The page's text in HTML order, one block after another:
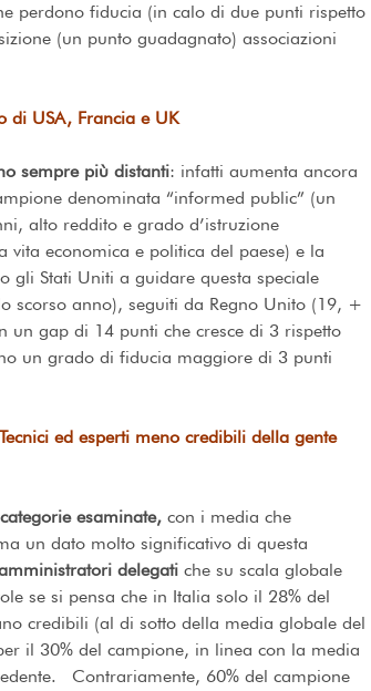
perdono fiducia (in calo di due punti rispetto
(un punto guadagnato) associazioni
di USA, Francia e UK
sempre più distanti: infatti aumenta ancora
denominata “informed public” (un
alto reddito e grado d’istruzione
economica e politica del paese) e la
gli Stati Uniti a guidare questa speciale
scorso anno), seguiti da Regno Unito (19, +
un gap di 14 punti che cresce di 3 rispetto
un grado di fiducia maggiore di 3 punti
ed esperti meno credibili della gente
esaminate, con i media che
un dato molto significativo di questa
delegati che su scala globale
se si pensa che in Italia solo il 28% del
credibili (al di sotto della media globale del
il 30% del campione, in linea con la media
Contrariamente, 60% del campione